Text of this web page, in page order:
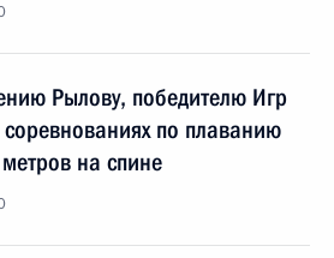
Рылову, победителю Игр
по плаванию
на спине